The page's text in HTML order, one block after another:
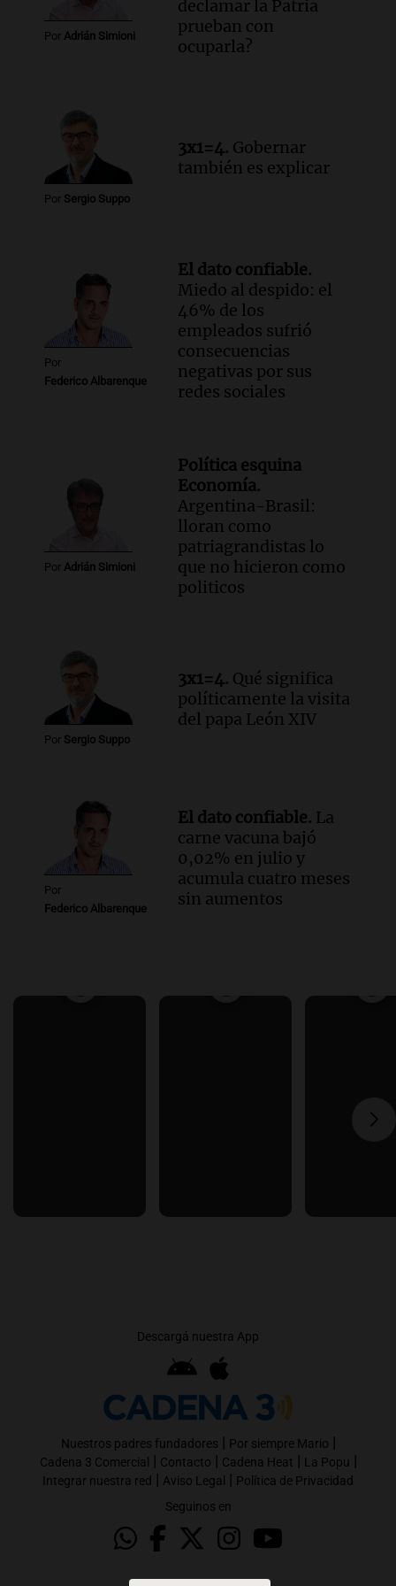
Viva la Radio Rosario
Episodios
Luis Juez cuestionó la polémica
Informados al regreso
Episodios
Por Adrián Simioni
declamar la Patria
prueban con
ocuparla?
Por Sergio Suppo
3x1=4. Gobernar
también es explicar
Por
Federico Albarenque
El dato confiable.
Miedo al despido: el
46% de los
empleados sufrió
consecuencias
negativas por sus
redes sociales
Por Adrián Simioni
Política esquina
Economía.
Argentina-Brasil:
lloran como
patriagrandistas lo
que no hicieron como
politicos
Por Sergio Suppo
3x1=4. Qué significa
políticamente la visita
del papa León XIV
Por
Federico Albarenque
El dato confiable. La
carne vacuna bajó
0,02% en julio y
acumula cuatro meses
sin aumentos
Descargá nuestra App
Nuestros padres fundadores | Por siempre Mario |
Cadena 3 Comercial | Contacto | Cadena Heat | La Popu |
Integrar nuestra red | Aviso Legal | Política de Privacidad
Seguinos en